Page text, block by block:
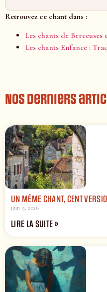
Retrouvez ce chant dans :
Les chants de Berceuses
Les chants Enfance :
Nos derniers
UN MÊME CHANT, CENT
juin 9, 2026
LIRE LA SUITE »